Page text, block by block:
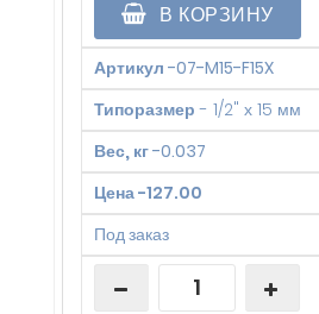
В КОРЗИНУ
Артикул -07-M15-F15X
Типоразмер - 1/2" х 15 мм
Вес, кг-0.037
Цена-127.00
Под заказ